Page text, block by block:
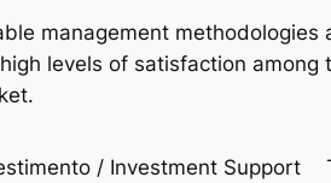
management
levels of satisfaction among
/ Investment Support